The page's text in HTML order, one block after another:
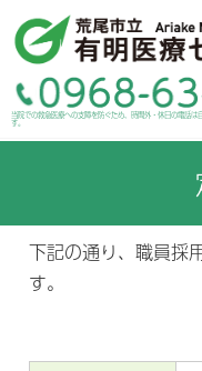
当院での救急医療への支障を防ぐため、時間外・休日の電話は
す。
HOME › 採用情報 › 定期採用
下記の通り、職員採
す。